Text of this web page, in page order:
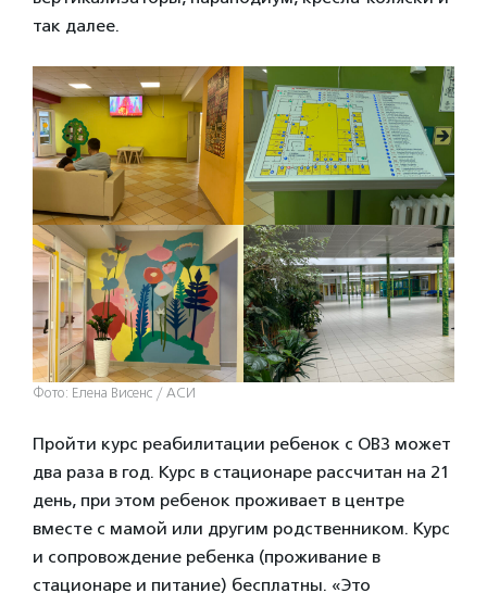
так далее.
Фото: Елена Висенс / АСИ
Пройти курс реабилитации ребенок с ОВЗ может
два раза в год. Курс в стационаре рассчитан на 21
день, при этом ребенок проживает в центре
вместе с мамой или другим родственником. Курс
и сопровождение ребенка (проживание в
стационаре и питание) бесплатны. «Это